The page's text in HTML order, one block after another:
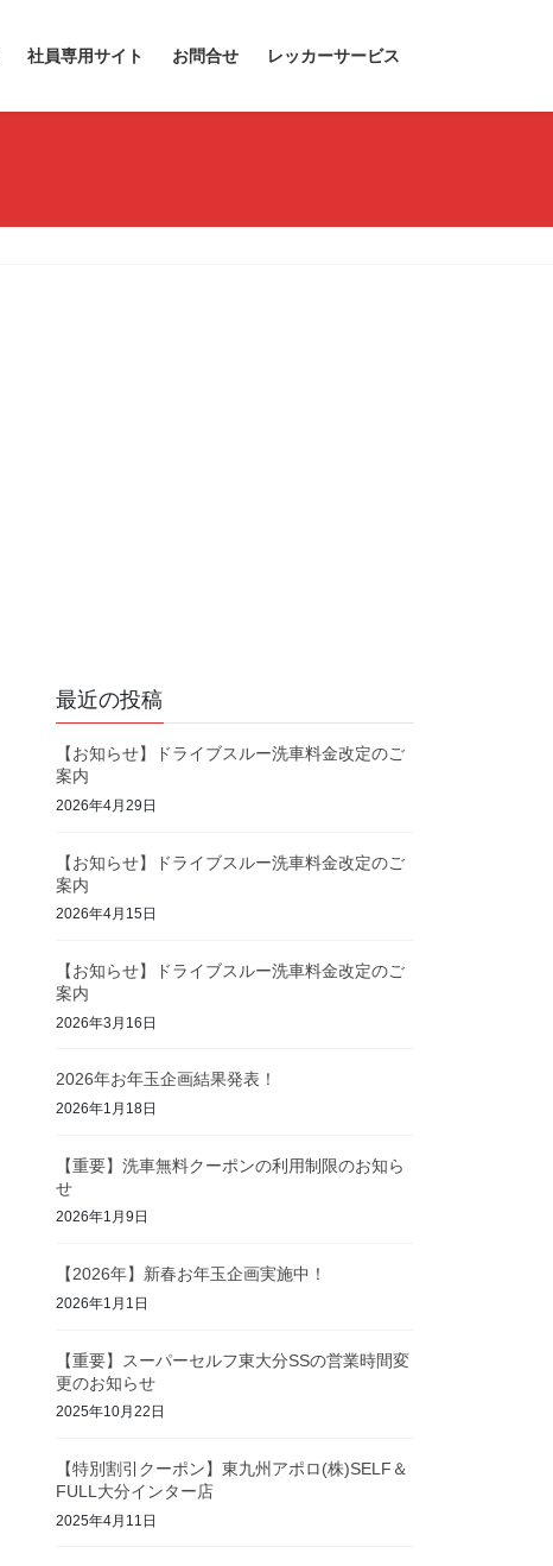
社員専用サイト お問合せ レッカーサービス
最近の投稿
【お知らせ】ドライブスルー洗車料金改定のご
案内
2026年4月29日
【お知らせ】ドライブスルー洗車料金改定のご
案内
2026年4月15日
【お知らせ】ドライブスルー洗車料金改定のご
案内
2026年3月16日
2026年お年玉企画結果発表！
2026年1月18日
【重要】洗車無料クーポンの利用制限のお知ら
せ
2026年1月9日
【2026年】新春お年玉企画実施中！
2026年1月1日
【重要】スーパーセルフ東大分SSの営業時間変
更のお知らせ
2025年10月22日
【特別割引クーポン】東九州アポロ(株)SELF＆
FULL大分インター店
2025年4月11日